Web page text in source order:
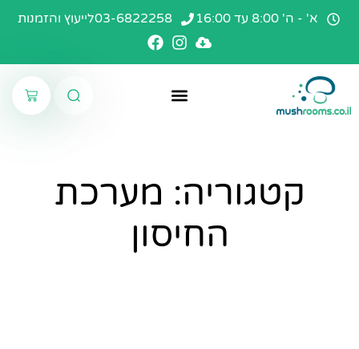
א' - ה' 8:00 עד 16:00 03-6822258לייעוץ והזמנות
קטגוריה: מערכת
החיסון